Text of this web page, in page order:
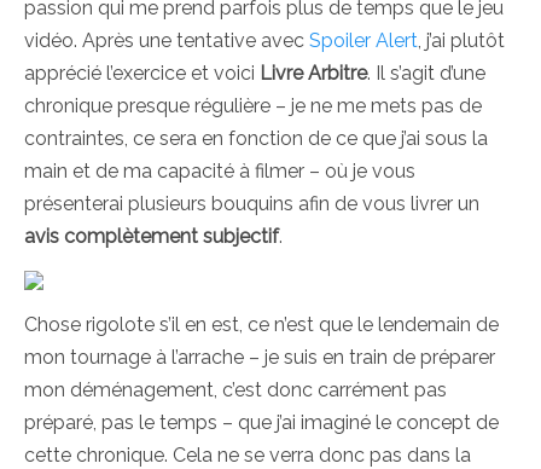
passion qui me prend parfois plus de temps que le jeu
vidéo. Après une tentative avec Spoiler Alert, j’ai plutôt
apprécié l’exercice et voici Livre Arbitre. Il s’agit d’une
chronique presque régulière – je ne me mets pas de
contraintes, ce sera en fonction de ce que j’ai sous la
main et de ma capacité à filmer – où je vous
présenterai plusieurs bouquins afin de vous livrer un
avis complètement subjectif.
Chose rigolote s’il en est, ce n’est que le lendemain de
mon tournage à l’arrache – je suis en train de préparer
mon déménagement, c’est donc carrément pas
préparé, pas le temps – que j’ai imaginé le concept de
cette chronique. Cela ne se verra donc pas dans la